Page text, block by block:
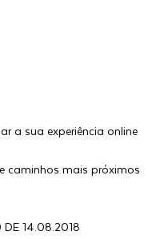
a sua experiência online
caminhos mais próximos
DE 14.08.2018